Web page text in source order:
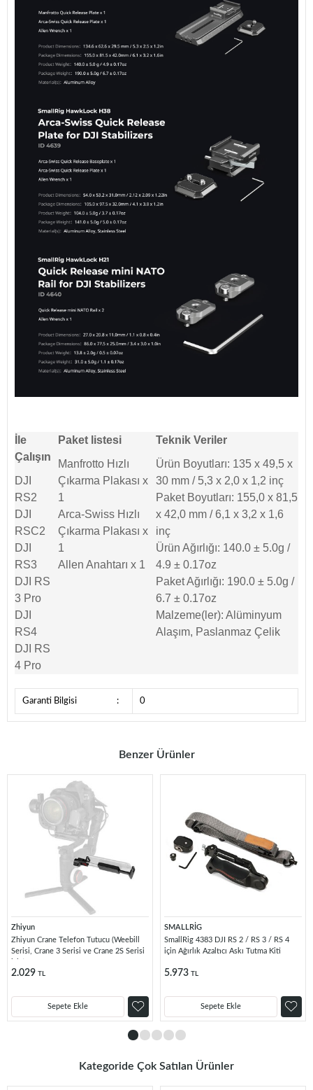
İle
Çalışın
DJI
RS2
DJI
RSC2
DJI
RS3
DJI RS
3 Pro
DJI
RS4
DJI RS
4 Pro
Paket listesi
Manfrotto Hızlı
Çıkarma Plakası x
1
Arca-Swiss Hızlı
Çıkarma Plakası x
1
Allen Anahtarı x 1
Teknik Veriler
Ürün Boyutları: 135 x 49,5 x
30 mm / 5,3 x 2,0 x 1,2 inç
Paket Boyutları: 155,0 x 81,5
x 42,0 mm / 6,1 x 3,2 x 1,6
inç
Ürün Ağırlığı: 140.0 ± 5.0g /
4.9 ± 0.17oz
Paket Ağırlığı: 190.0 ± 5.0g /
6.7 ± 0.17oz
Malzeme(ler): Alüminyum
Alaşım, Paslanmaz Çelik
Garanti Bilgisi : 0
Benzer Ürünler
Zhiyun
Zhiyun Crane Telefon Tutucu (Weebill
Serisi, Crane 3 Serisi ve Crane 2S Serisi
2.029 TL
Sepete Ekle
SMALLRİG
SmallRig 4383 DJI RS 2 / RS 3 / RS 4
için Ağırlık Azaltıcı Askı Tutma Kiti
5.973 TL
Sepete Ekle
Kategoride Çok Satılan Ürünler